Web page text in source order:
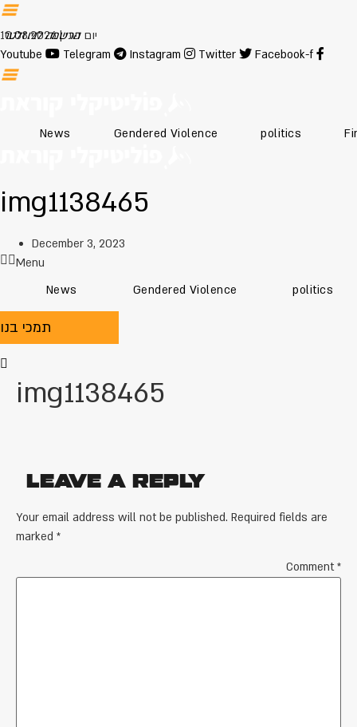
הרשמה לניוזלטר
יום שני | 10.08.2026
Youtube
Telegram Instagram Twitter Facebook-f
News Gendered Violence politics
img1138465
December 3, 2023
Menu
News
Gendered Violence politics
תמכי בנו
img1138465
Leave a Reply
Your email address will not be published. Required fields are
marked *
Comment*